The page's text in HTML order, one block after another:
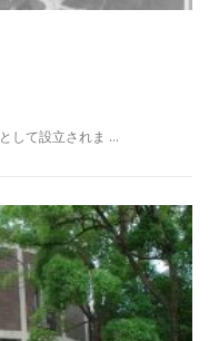
して設立されま …